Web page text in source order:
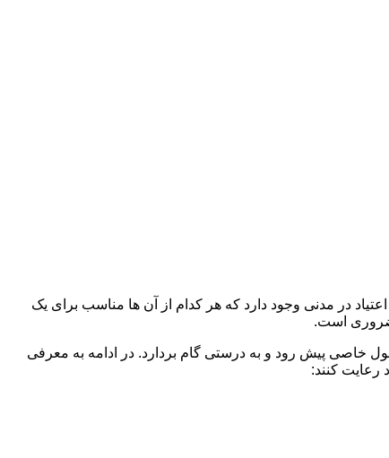
در مدنی وجود دارد که هر کدام از آن ها مناسب برای یک
است.
خاصی پیش رود و به درستی گام بردارد. در ادامه به معرفی
رعایت کنند: